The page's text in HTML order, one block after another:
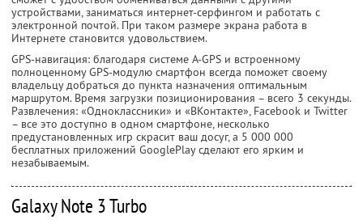
устройствами, заниматься интернет-серфингом и работать с
электронной почтой. При таком размере экрана работа в
Интернете становится удовольствием.
GPS-навигация: благодаря системе A-GPS и встроенному
полноценному GPS-модулю смартфон всегда поможет своему
владельцу добраться до пункта назначения оптимальным
маршрутом. Время загрузки позиционирования – всего 3 секунды.
Развлечения: «Одноклассники» и «ВКонтакте», Facebook и Twitter
– все это доступно в одном смартфоне, несколько
предустановленных игр скрасит ваш досуг, а 5 000 000
бесплатных приложений GooglePlay сделают его ярким и
незабываемым.
Galaxy Note 3 Turbo